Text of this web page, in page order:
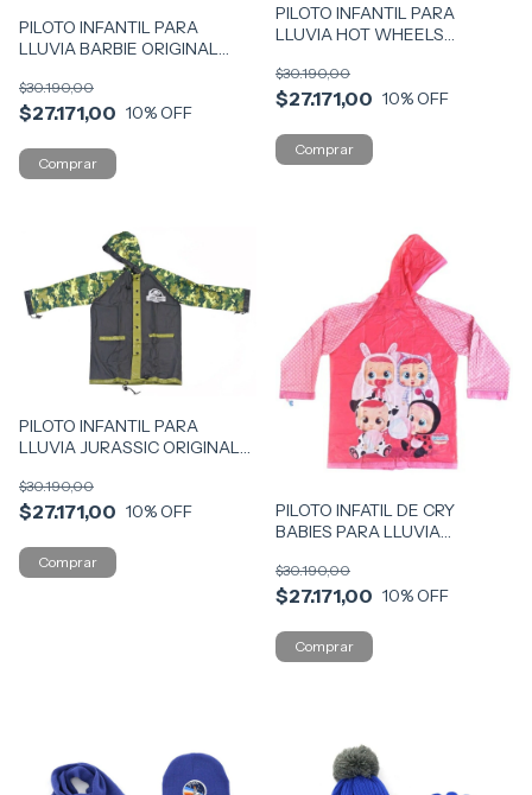
PILOTO INFANTIL PARA
LLUVIA BARBIE ORIGINAL
$27.171,00
$30.190,00
10% OFF
PILOTO INFANTIL PARA
LLUVIA HOT WHEELS
$27.171,00
$30.190,00
10% OFF
PILOTO INFANTIL PARA
LLUVIA JURASSIC ORIGINAL
$27.171,00
$30.190,00
10% OFF
PILOTO INFATIL DE CRY
BABIES PARA LLUVIA
$27.171,00
$30.190,00
10% OFF